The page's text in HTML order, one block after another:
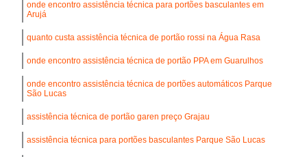
onde encontro assistência técnica para portões basculantes em
Arujá
quanto custa assistência técnica de portão rossi na Água Rasa
onde encontro assistência técnica de portão PPA em Guarulhos
onde encontro assistência técnica de portões automáticos Parque
São Lucas
assistência técnica de portão garen preço Grajau
assistência técnica para portões basculantes Parque São Lucas